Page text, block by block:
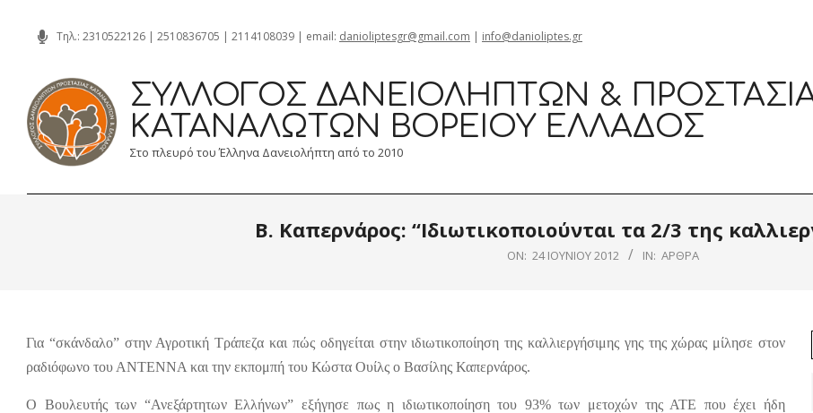
content
Τηλ.: 2310522126 | 2510836705 | 2114108039 | email: danioliptesgr@gmail.com | info@danioliptes.gr
ΣΎΛΛΟΓΟΣ ΔΑΝΕΙΟΛΗΠΤΏΝ &
ΚΑΤΑΝΑΛΩΤΏΝ ΒΟΡΕΊΟΥ ΕΛΛΆΔΟΣ
Στο πλευρό του Έλληνα Δανειολήπτη από το 2010
Β. Καπερνάρος: “Ιδιωτικοποιούνται τα 2/3 της
ON: 24 ΙΟΥΝΊΟΥ 2012 IN: ΆΡΘΡΑ
Για “σκάνδαλο” στην Αγροτική Τράπεζα και πώς οδηγείται στην ιδιωτικοποίηση της καλλιεργήσιμης γης της χώρας μίλησε στον
ραδιόφωνο του ΑΝΤΕΝΝΑ και την εκπομπή του Κώστα Ουίλς ο Βασίλης Καπερνάρος.
Ο Βουλευτής των “Ανεξάρτητων Ελλήνων” εξήγησε πως η ιδιωτικοποίηση του 93% των μετοχών της ΑΤΕ που έχει ήδη